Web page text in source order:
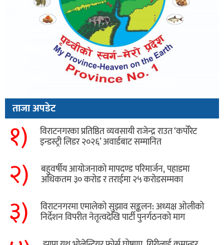
ताजा अपडेट
१) विराटनगरका प्रतिष्ठित व्यवसायी राजेन्द्र राउत ‘कर्पोरेट
इन्डस्ट्री लिडर २०२६’ अवार्डबाट सम्मानित
२) बहुवर्षीय आयोजनाको मापदण्ड परिमार्जन, पहाडमा
अधिकतम ३० करोड र तराईमा २५ करोडसम्मका
३) विराटनगरमा एमालेको सुझाव सङ्कलन: अध्यक्ष ओलीको
निर्देशन विपरीत नेतृत्वदेखि पार्टी पुनर्गठनको माग